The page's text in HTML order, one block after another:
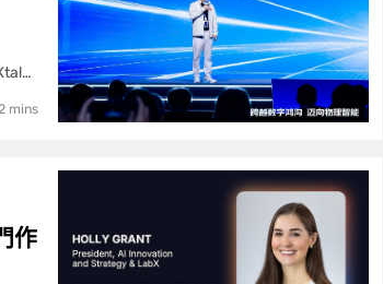
mins
作